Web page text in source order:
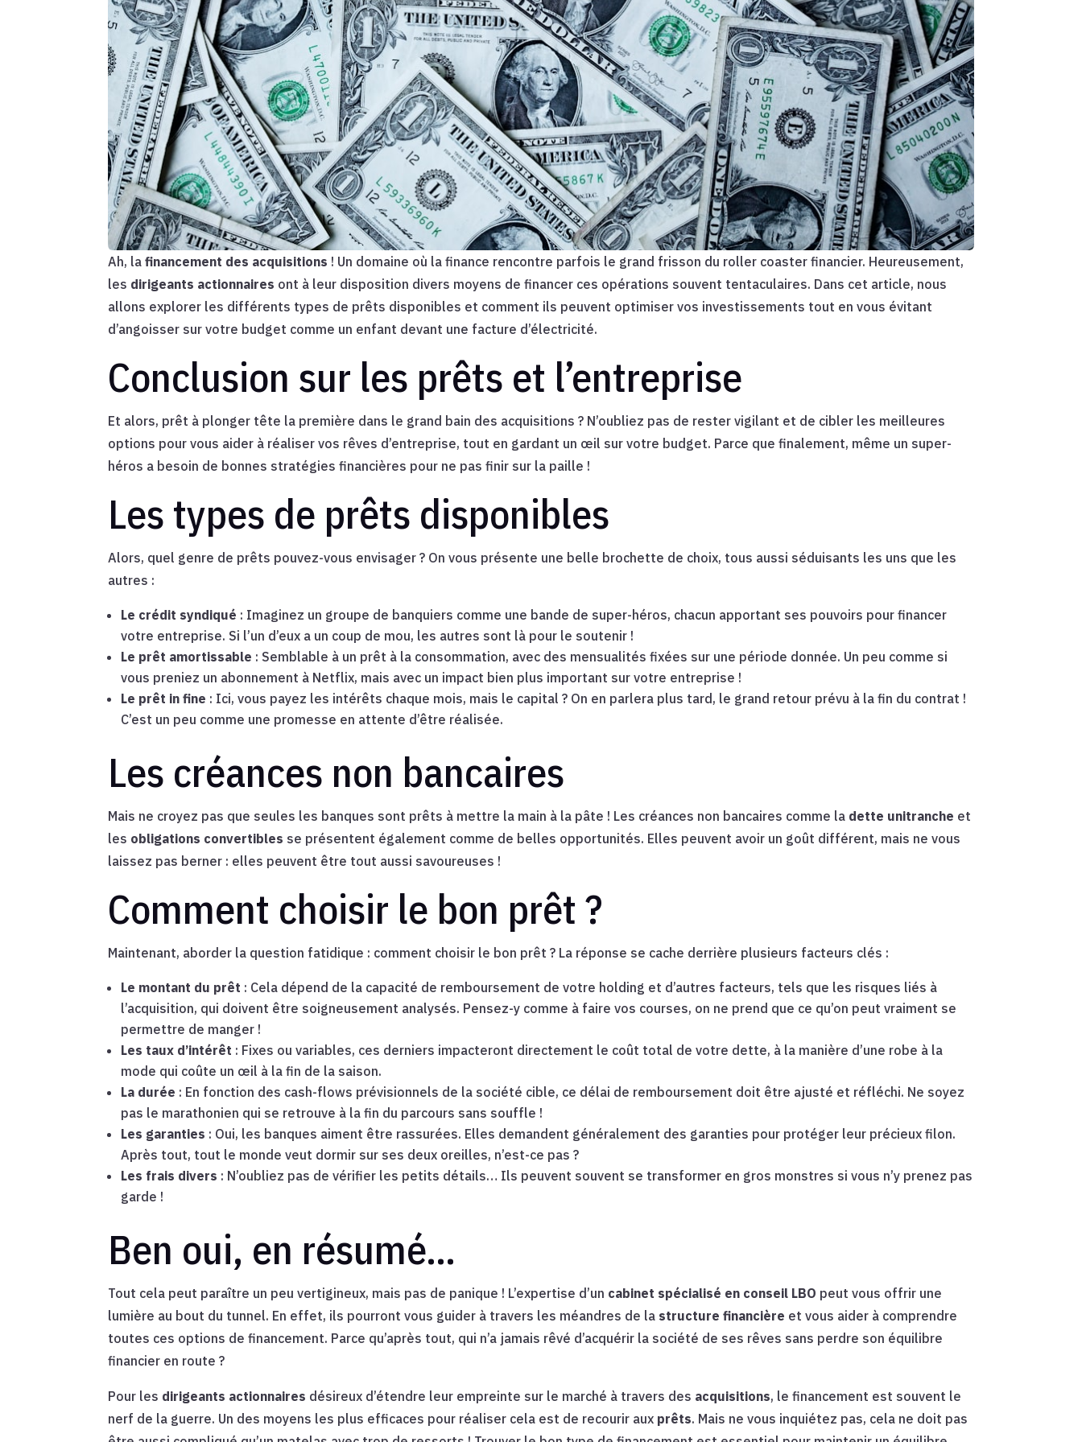
Ah, lafinancement des acquisitions ! Un domaine où la finance rencontre parfois le grand frisson du roller coaster financier. Heureusement,
les dirigeants actionnaires ont à leur disposition divers moyens de financer ces opérations souvent tentaculaires. Dans cet article, nous
allons explorer les différents types de prêts disponibles et comment ils peuvent optimiser vos investissements tout en vous évitant
d’angoisser sur votre budget comme un enfant devant une facture d’électricité.
Conclusion sur les prêts et l’entreprise
Et alors, prêt à plonger tête la première dans le grand bain des acquisitions ? N’oubliez pas de rester vigilant et de cibler les meilleures
options pour vous aider à réaliser vos rêves d’entreprise, tout en gardant un œil sur votre budget. Parce que finalement, même un super-
héros a besoin de bonnes stratégies financières pour ne pas finir sur la paille !
Les types de prêts disponibles
Alors, quel genre de prêts pouvez-vous envisager ? On vous présente une belle brochette de choix, tous aussi séduisants les uns que les
autres :
Le crédit syndiqué : Imaginez un groupe de banquiers comme une bande de super-héros, chacun apportant ses pouvoirs pour financer
votre entreprise. Si l’un d’eux a un coup de mou, les autres sont là pour le soutenir !
Le prêt amortissable : Semblable à un prêt à la consommation, avec des mensualités fixées sur une période donnée. Un peu comme si
vous preniez un abonnement à Netflix, mais avec un impact bien plus important sur votre entreprise !
Le prêt in fine : Ici, vous payez les intérêts chaque mois, mais le capital ? On en parlera plus tard, le grand retour prévu à la fin du contrat !
C’est un peu comme une promesse en attente d’être réalisée.
Les créances non bancaires
Mais ne croyez pas que seules les banques sont prêts à mettre la main à la pâte ! Les créances non bancaires comme la dette unitranche et
les obligations convertibles se présentent également comme de belles opportunités. Elles peuvent avoir un goût différent, mais ne vous
laissez pas berner : elles peuvent être tout aussi savoureuses !
Comment choisir le bon prêt ?
Maintenant, aborder la question fatidique : comment choisir le bon prêt ? La réponse se cache derrière plusieurs facteurs clés :
Le montant du prêt : Cela dépend de la capacité de remboursement de votre holding et d’autres facteurs, tels que les risques liés à
l’acquisition, qui doivent être soigneusement analysés. Pensez-y comme à faire vos courses, on ne prend que ce qu’on peut vraiment se
permettre de manger !
Les taux d’intérêt : Fixes ou variables, ces derniers impacteront directement le coût total de votre dette, à la manière d’une robe à la
mode qui coûte un œil à la fin de la saison.
La durée : En fonction des cash-flows prévisionnels de la société cible, ce délai de remboursement doit être ajusté et réfléchi. Ne soyez
pas le marathonien qui se retrouve à la fin du parcours sans souffle !
Les garanties : Oui, les banques aiment être rassurées. Elles demandent généralement des garanties pour protéger leur précieux filon.
Après tout, tout le monde veut dormir sur ses deux oreilles, n’est-ce pas ?
Les frais divers : N’oubliez pas de vérifier les petits détails… Ils peuvent souvent se transformer en gros monstres si vous n’y prenez pas
garde !
Ben oui, en résumé…
Tout cela peut paraître un peu vertigineux, mais pas de panique ! L’expertise d’un cabinet spécialisé en conseil LBO peut vous offrir une
lumière au bout du tunnel. En effet, ils pourront vous guider à travers les méandres de la structure financière et vous aider à comprendre
toutes ces options de financement. Parce qu’après tout, qui n’a jamais rêvé d’acquérir la société de ses rêves sans perdre son équilibre
financier en route ?
Pour les dirigeants actionnaires désireux d’étendre leur empreinte sur le marché à travers des acquisitions, le financement est souvent le
nerf de la guerre. Un des moyens les plus efficaces pour réaliser cela est de recourir aux prêts. Mais ne vous inquiétez pas, cela ne doit pas